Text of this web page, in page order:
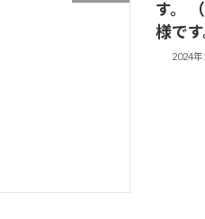
す。
様で
2024